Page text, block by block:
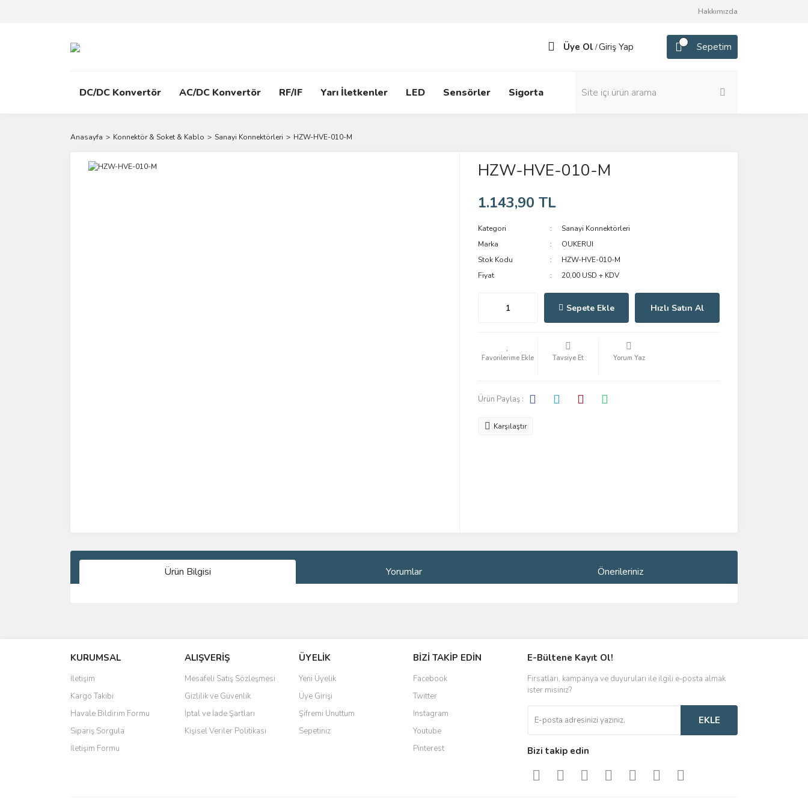
Hakkımızda
Üye Ol /Giriş Yap Sepetim
DC/DC Konvertör AC/DC Konvertör RF/IF Yarı İletkenler LED Sensörler Sigorta
Anasayfa Konnektör & Soket & Kablo Sanayi Konnektörleri HZW-HVE-010-M
HZW-HVE-010-M
1.143,90 TL
Kategori
Sanayi Konnektörleri
Marka
OUKERUI
Stok Kodu
HZW-HVE-010-M
Fiyat
20,00 USD + KDV
Sepete Ekle Hızlı Satın Al
Tavsiye Et Yorum Yaz
Ürün Paylaş :
Karşılaştır
Ürün Bilgisi Yorumlar Önerileriniz
Ürün resmi kalitesiz, bozuk veya görüntülenemiyor.
Ürün açıklamasında eksik bilgiler bulunuyor.
Ürün bilgilerinde hatalar bulunuyor.
Ürün fiyatı diğer sitelerden daha pahalı.
Bu ürüne benzer farklı alternatifler olmalı.
KURUMSAL
İletişim
Kargo Takibi
Havale Bildirim Formu
Sipariş Sorgula
İletişim Formu
ALIŞVERİŞ
Mesafeli Satış Sözleşmesi
Gizlilik ve Güvenlik
İptal ve İade Şartları
Kişisel Veriler Politikası
ÜYELİK
Yeni Üyelik
Üye Girişi
Şifremi Unuttum
Sepetiniz
BİZİ TAKİP EDİN
Facebook
Twitter
Instagram
Youtube
Pinterest
E-Bültene Kayıt Ol!
Fırsatları, kampanya ve duyuruları ile ilgili e-posta almak
ister misiniz?
EKLE
Bizi takip edin